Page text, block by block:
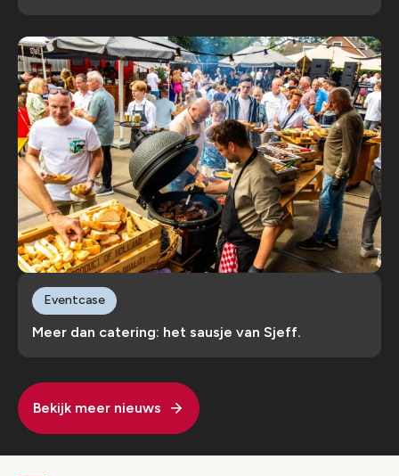
Meer dan catering: het sausje van Sjeff.
Eventcase
Bekijk meer nieuws